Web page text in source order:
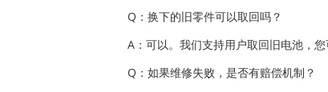
Q：换下的旧零件可以取回吗？
A：可以。我们支持用户取回旧电池，
Q：如果维修失败，是否有赔偿机制？